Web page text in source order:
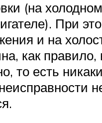
(на
При
и на
как правило,
то есть